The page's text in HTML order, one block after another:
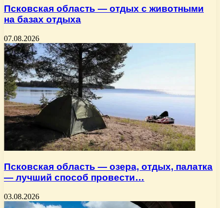
Псковская область — отдых с животными
на базах отдыха
07.08.2026
Псковская область — озера, отдых, палатка
— лучший способ провести…
03.08.2026